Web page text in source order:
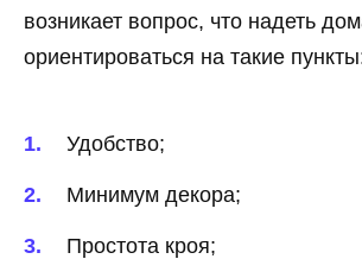
возникает вопрос, что надеть
ориентироваться на такие
Удобство;
Минимум декора;
Простота кроя;